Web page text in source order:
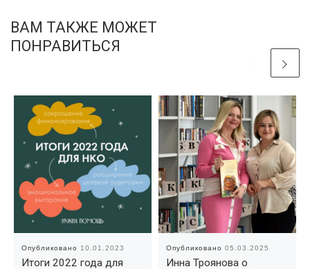
ВАМ ТАКЖЕ МОЖЕТ
ПОНРАВИТЬСЯ
Опубликовано 10.01.2023
Итоги 2022 года для
Опубликовано 05.03.2025
Инна Троянова о